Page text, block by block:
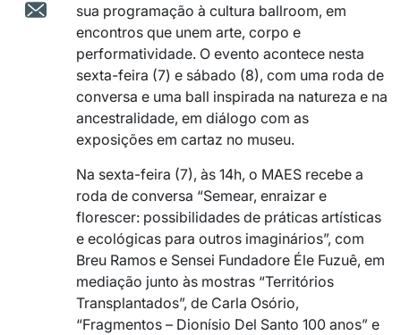
sua programação à cultura ballroom, em
encontros que unem arte, corpo e
performatividade. O evento acontece nesta
sexta-feira (7) e sábado (8), com uma roda de
conversa e uma ball inspirada na natureza e na
ancestralidade, em diálogo com as
exposições em cartaz no museu.
Na sexta-feira (7), às 14h, o MAES recebe a
roda de conversa “Semear, enraizar e
florescer: possibilidades de práticas artísticas
e ecológicas para outros imaginários”, com
Breu Ramos e Sensei Fundadore Éle Fuzuê, em
mediação junto às mostras “Territórios
Transplantados”, de Carla Osório,
“Fragmentos – Dionísio Del Santo 100 anos” e